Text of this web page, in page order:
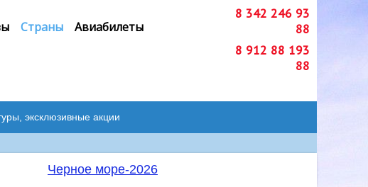
Страны Авиабилеты
8 342 246 93
88
8 912 88 193
88
эксклюзивные акции
Черное море-2026